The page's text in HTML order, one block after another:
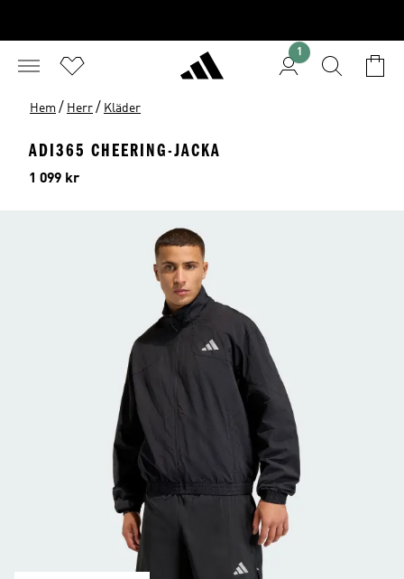
1
Hem / Herr / Kläder
ADI365 CHEERING-JACKA
Pris
1 099 kr